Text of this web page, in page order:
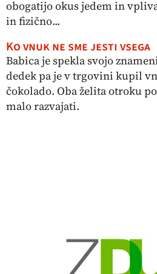
obogatijo okus jedem in
in fizično...
Ko vnuk ne sme jesti vsega
Babica je spekla svojo
dedek pa je v trgovini kupil
čokolado. Oba želita otroku
malo razvajati.